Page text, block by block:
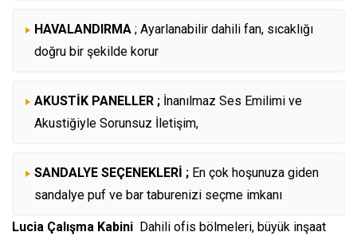
HAVALANDIRMA ; Ayarlanabilir dahili fan, sıcaklığı
doğru bir şekilde korur
AKUSTİK PANELLER ; İnanılmaz Ses Emilimi ve
Akustiğiyle Sorunsuz İletişim,
SANDALYE SEÇENEKLERİ ; En çok hoşunuza giden
sandalye puf ve bar taburenizi seçme imkanı
Lucia Çalışma Kabini Dahili ofis bölmeleri, büyük inşaat